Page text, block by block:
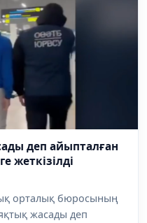
деп айыпталған
жеткізілді
орталық бюросының
жасады деп